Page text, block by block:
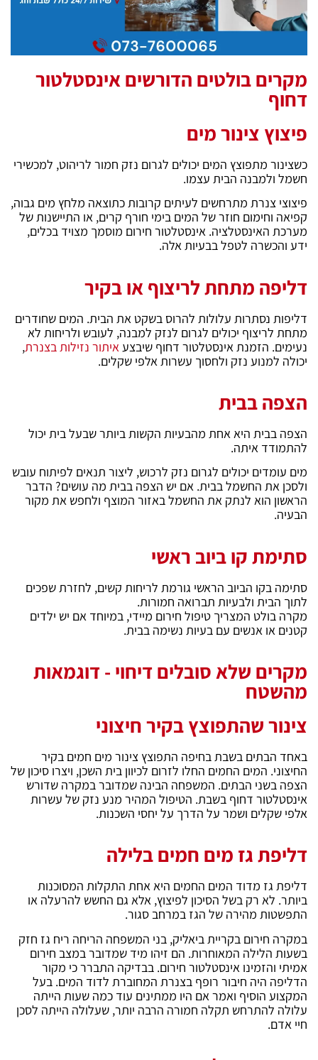
מקרים בולטים הדורשים אינסטלטור
דחוף
פיצוץ צינור מים
כשצינור מתפוצץ המים יכולים לגרום נזק חמור לריהוט, למכשירי
חשמל ולמבנה הבית עצמו.
פיצוצי צנרת מתרחשים לעיתים קרובות כתוצאה מלחץ מים גבוה,
קפיאה וחימום חוזר של המים בימי חורף קרים, או התיישנות של
מערכת האינסטלציה. אינסטלטור חירום מוסמך מצויד בכלים,
ידע והכשרה לטפל בבעיות אלה.
דליפה מתחת לריצוף או בקיר
דליפות נסתרות עלולות להרוס בשקט את הבית. המים שחודרים
מתחת לריצוף יכולים לגרום לנזק למבנה, לעובש ולריחות לא
נעימים. הזמנת אינסטלטור דחוף שיבצע איתור נזילות בצנרת,
יכולה למנוע נזק ולחסוך עשרות אלפי שקלים.
הצפה בבית
הצפה בבית היא אחת מהבעיות הקשות ביותר שבעל בית יכול
להתמודד איתה.
מים עומדים יכולים לגרום נזק לרכוש, ליצור תנאים לפיתוח עובש
ולסכן את החשמל בבית. אם יש הצפה בבית מה עושים? הדבר
הראשון הוא לנתק את החשמל באזור המוצף ולחפש את מקור
הבעיה.
סתימת קו ביוב ראשי
סתימה בקו הביוב הראשי גורמת לריחות קשים, לחזרת שפכים
לתוך הבית ולבעיות תברואה חמורות.
מקרה בולט המצריך טיפול חירום מיידי, במיוחד אם יש ילדים
קטנים או אנשים עם בעיות נשימה בבית.
מקרים שלא סובלים דיחוי - דוגמאות
מהשטח
צינור שהתפוצץ בקיר חיצוני
באחד הבתים בשבת בחיפה התפוצץ צינור מים חמים בקיר
החיצוני. המים החמים החלו לזרום לכיוון בית השכן, ויצרו סיכון של
הצפה בשני הבתים. המשפחה הבינה שמדובר במקרה שדורש
אינסטלטור דחוף בשבת. הטיפול המהיר מנע נזק של עשרות
אלפי שקלים ושמר על הדרך על יחסי השכנות.
דליפת גז מים חמים בלילה
דליפת גז מדוד המים החמים היא אחת התקלות המסוכנות
ביותר. לא רק בשל הסיכון לפיצוץ, אלא גם החשש להרעלה או
התפשטות מהירה של הגז במרחב סגור.
במקרה חירום בקריית ביאליק, בני המשפחה הריחה ריח גז חזק
בשעות הלילה המאוחרות. הם זיהו מיד שמדובר במצב חירום
אמיתי והזמינו אינסטלטור חירום. בבדיקה התברר כי מקור
הדליפה היה חיבור רופף בצנרת המחוברת לדוד המים. בעל
המקצוע הוסיף ואמר אם היו ממתינים עוד כמה שעות הייתה
עלולה להתרחש תקלה חמורה הרבה יותר, שעלולה הייתה לסכן
חיי אדם.